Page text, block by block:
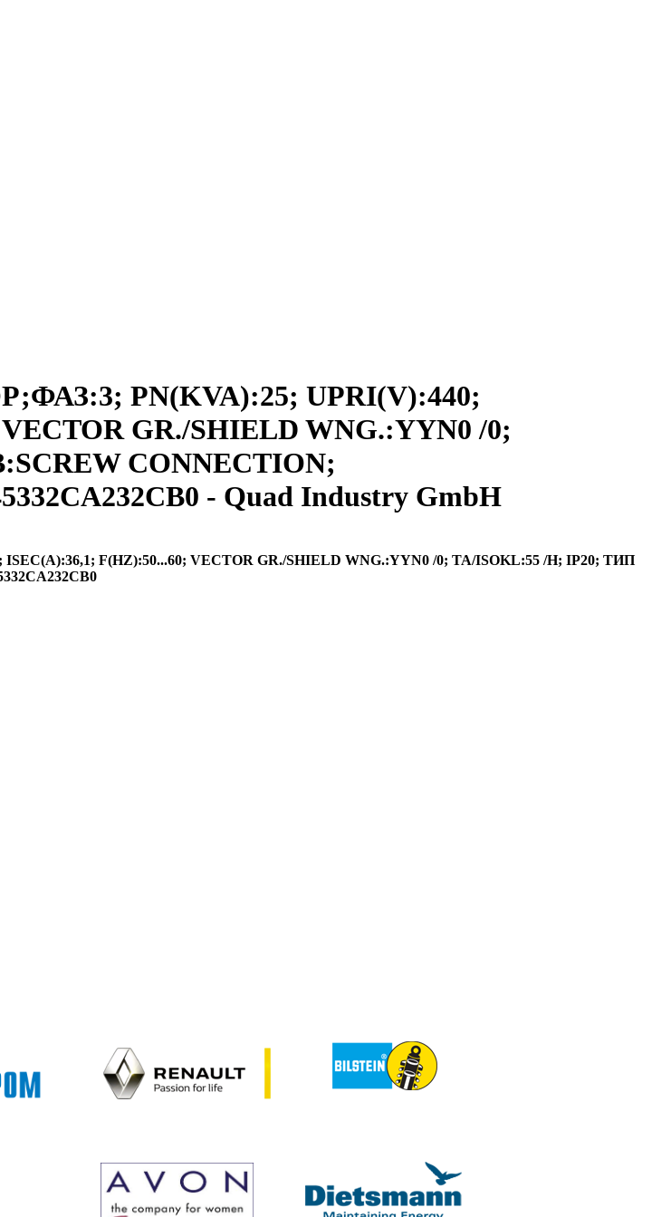
PN(KVA):25; UPRI(V):440;
GR./SHIELD WNG.:YYN0 /0;
CONNECTION;
- Quad Industry GmbH
F(HZ):50...60; VECTOR GR./SHIELD WNG.:YYN0 /0; TA/ISOKL:55 /H; IP20; ТИП